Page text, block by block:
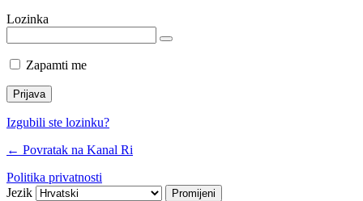
Lozinka
Zapamti me
Izgubili ste lozinku?
← Povratak na Kanal Ri
Politika privatnosti
Jezik